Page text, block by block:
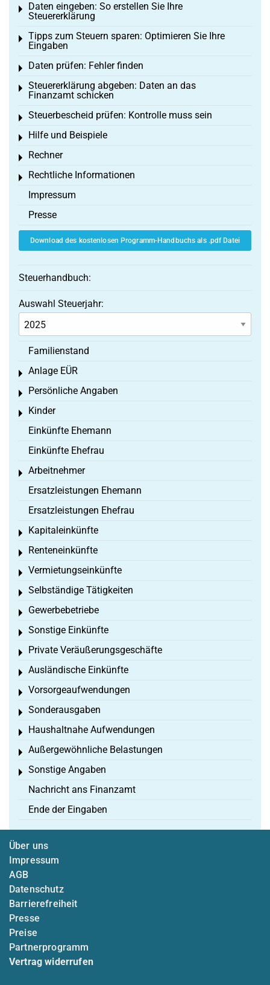
Daten eingeben: So erstellen Sie Ihre
Steuererklärung
Toggle menu
Tipps zum Steuern sparen: Optimieren Sie Ihre
Eingaben
Toggle menu
Daten prüfen: Fehler finden
Toggle menu
Steuererklärung abgeben: Daten an das
Finanzamt schicken
Toggle menu
Steuerbescheid prüfen: Kontrolle muss sein
Toggle menu
Hilfe und Beispiele
Toggle menu
Rechner
Toggle menu
Rechtliche Informationen
Toggle menu
Impressum
Presse
Download des kostenlosen Programm-Handbuchs als .pdf Datei
Steuerhandbuch:
Auswahl Steuerjahr:
Familienstand
Anlage EÜR
Toggle menu
Persönliche Angaben
Toggle menu
Kinder
Toggle menu
Einkünfte Ehemann
Einkünfte Ehefrau
Arbeitnehmer
Toggle menu
Ersatzleistungen Ehemann
Ersatzleistungen Ehefrau
Kapitaleinkünfte
Toggle menu
Renteneinkünfte
Toggle menu
Vermietungseinkünfte
Toggle menu
Selbständige Tätigkeiten
Toggle menu
Gewerbebetriebe
Toggle menu
Sonstige Einkünfte
Toggle menu
Private Veräußerungsgeschäfte
Toggle menu
Ausländische Einkünfte
Toggle menu
Vorsorgeaufwendungen
Toggle menu
Sonderausgaben
Toggle menu
Haushaltnahe Aufwendungen
Toggle menu
Außergewöhnliche Belastungen
Toggle menu
Sonstige Angaben
Toggle menu
Nachricht ans Finanzamt
Ende der Eingaben
Über uns
Impressum
AGB
Datenschutz
Barrierefreiheit
Presse
Preise
Partnerprogramm
Vertrag widerrufen